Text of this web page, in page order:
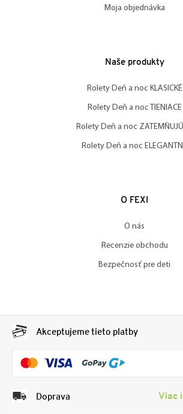
Moja objednávka
Naše produkty
Rolety Deň a noc KLASICKÉ
Rolety Deň a noc TIENIACE
Rolety Deň a noc
Rolety Deň a noc
O FEXI
O nás
Recenzie obchodu
Bezpečnosť pre deti
Akceptujeme tieto platby
Doprava Viac